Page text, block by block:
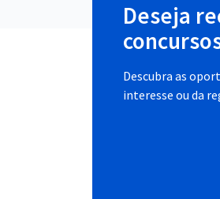
Deseja
Descubra as
interesse ou da